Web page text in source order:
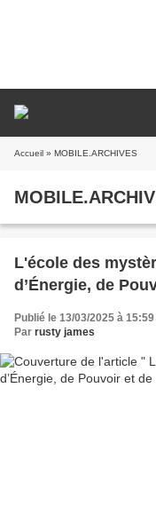
Accueil » MOBILE.ARCHIVES
L'école des
d’Énergie, de
Publié le 13/03/2025 à 15:59
Par rusty james